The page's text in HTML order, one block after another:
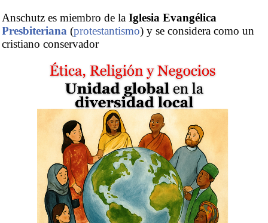
Anschutz es miembro de la Iglesia Evangélica
Presbiteriana (protestantismo) y se considera como un
cristiano conservador